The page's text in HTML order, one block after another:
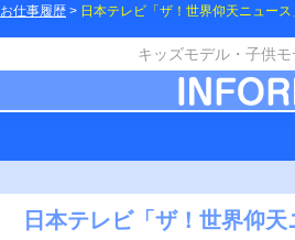
お仕事履歴 > 日本テレビ「ザ！世界仰天ニュー
キッズモデル・子供
日本テレビ「ザ！世界仰